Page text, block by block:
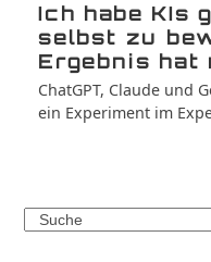
Ich habe KIs
selbst zu
Ergebnis hat
ChatGPT, Claude und
ein Experiment im
Search